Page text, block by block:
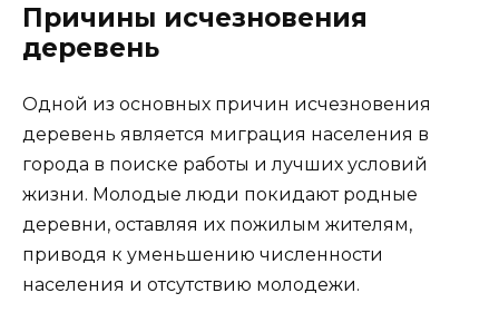
Причины исчезновения
деревень
Одной из основных причин исчезновения
деревень является миграция населения в
города в поиске работы и лучших условий
жизни. Молодые люди покидают родные
деревни, оставляя их пожилым жителям,
приводя к уменьшению численности
населения и отсутствию молодежи.